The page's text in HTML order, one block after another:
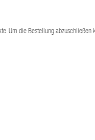
Um die Bestellung